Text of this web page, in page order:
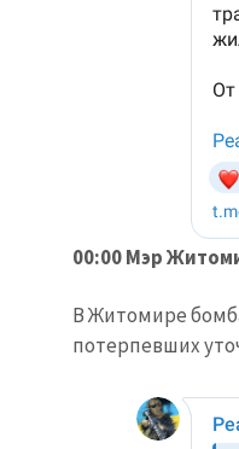
00:00 Мэр
В Житомире
потерпевших